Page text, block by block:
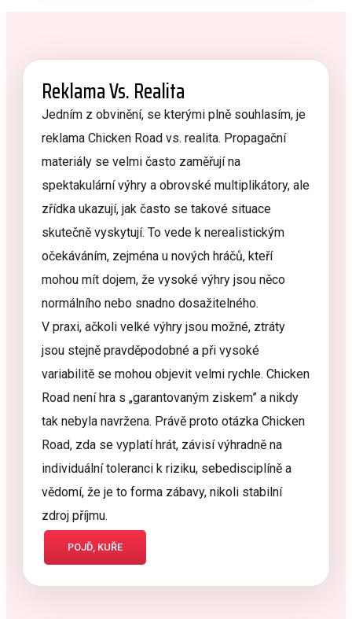
Reklama Vs. Realita
Jedním z obvinění, se kterými plně souhlasím, je
reklama Chicken Road vs. realita. Propagační
materiály se velmi často zaměřují na
spektakulární výhry a obrovské multiplikátory, ale
zřídka ukazují, jak často se takové situace
skutečně vyskytují. To vede k nerealistickým
očekáváním, zejména u nových hráčů, kteří
mohou mít dojem, že vysoké výhry jsou něco
normálního nebo snadno dosažitelného.
V praxi, ačkoli velké výhry jsou možné, ztráty
jsou stejně pravděpodobné a při vysoké
variabilitě se mohou objevit velmi rychle. Chicken
Road není hra s „garantovaným ziskem” a nikdy
tak nebyla navržena. Právě proto otázka Chicken
Road, zda se vyplatí hrát, závisí výhradně na
individuální toleranci k riziku, sebedisciplíně a
vědomí, že je to forma zábavy, nikoli stabilní
zdroj příjmu.
POJĎ, KUŘE